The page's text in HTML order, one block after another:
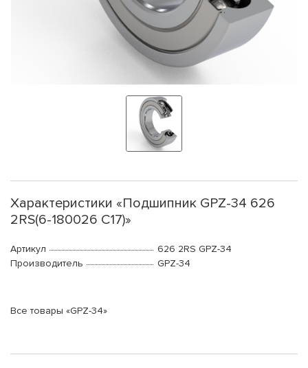
Характеристики «Подшипник GPZ-34 626
2RS(6-180026 C17)»
Артикул
626 2RS GPZ-34
Производитель
GPZ-34
Все товары «GPZ-34»